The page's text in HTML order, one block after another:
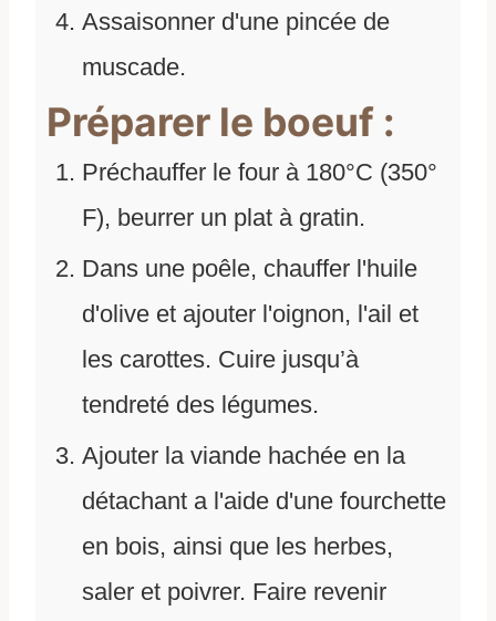
Assaisonner d'une pincée de
muscade.
Préparer le boeuf :
Préchauffer le four à 180°C (350°
F), beurrer un plat à gratin.
Dans une poêle, chauffer l'huile
d'olive et ajouter l'oignon, l'ail et
les carottes. Cuire jusqu’à
tendreté des légumes.
Ajouter la viande hachée en la
détachant a l'aide d'une fourchette
en bois, ainsi que les herbes,
saler et poivrer. Faire revenir